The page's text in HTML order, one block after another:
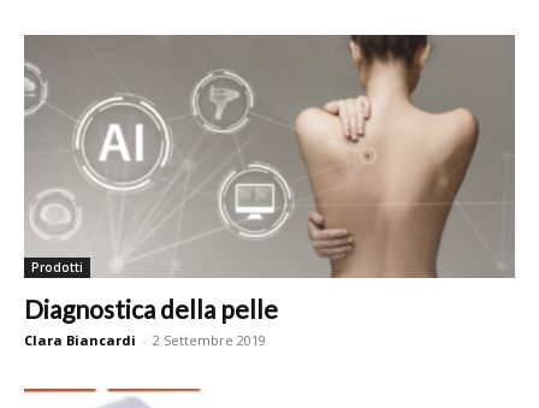
Prodotti
Diagnostica della pelle
Clara Biancardi - 2 Settembre 2019